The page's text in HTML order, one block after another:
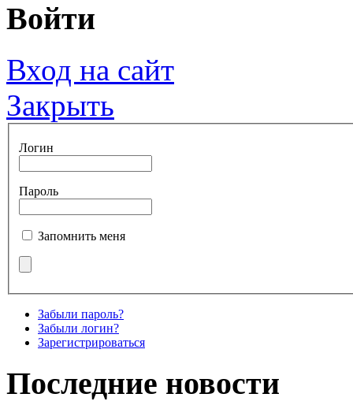
Войти
Вход на сайт
Закрыть
Логин
Пароль
Запомнить меня
Забыли пароль?
Забыли логин?
Зарегистрироваться
Последние новости